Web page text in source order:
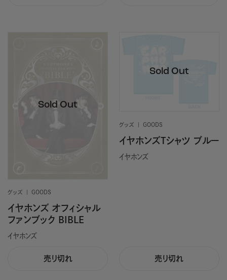
グッズ GOODS
イヤホンズ オフィシャル
ファンブック BIBLE
イヤホンズ
売り切れ
グッズ GOODS
イヤホンズTシャツ ブルー
イヤホンズ
売り切れ